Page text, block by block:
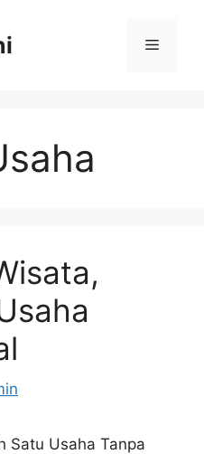
Menu
Satu Usaha Tanpa